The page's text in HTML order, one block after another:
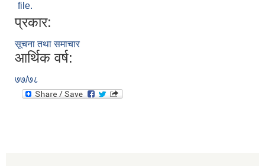
file.
प्रकार:
सूचना तथा समाचार
आर्थिक वर्ष:
७७/७८